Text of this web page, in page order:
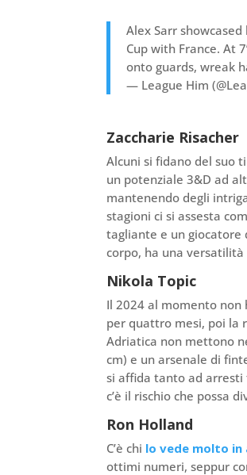
Alex Sarr
Cup with France. At
onto guards, wreak
— League Him
Zaccharie Risacher
Alcuni si fidano del suo
un potenziale 3&D ad
mantenendo degli
stagioni ci si assesta
tagliante e un
corpo, ha una
Nikola Topic
Il 2024 al momento non
per quattro mesi, poi la
Adriatica non mettono
cm) e un arsenale di
si affida tanto ad arresti
c’è il rischio che possa
Ron Holland
C’è chi lo vede molto in
ottimi numeri, seppur